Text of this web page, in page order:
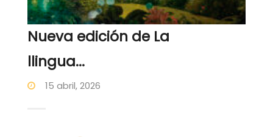
Nueva edición de La
llingua...
15 abril, 2026